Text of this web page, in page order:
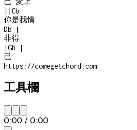
| |Cb
你是我情
Db
|
非得
|Gb
|
已
https://comegetchord.com
工具欄
0:00 / 0:00